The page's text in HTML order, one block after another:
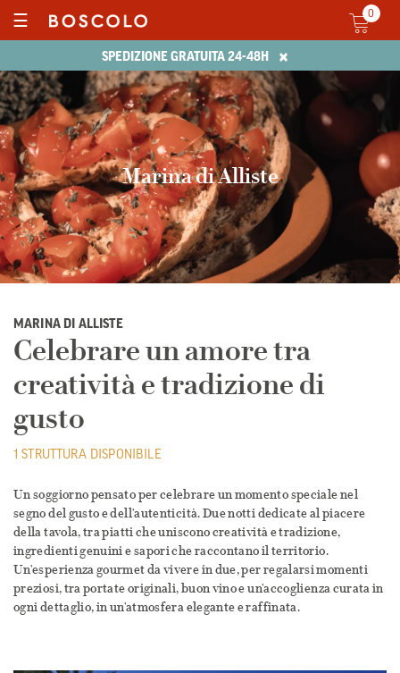
SPEDIZIONE GRATUITA 24-48H ×
☰ 0
Marina di Alliste
MARINA DI ALLISTE
Celebrare un amore tra
creatività e tradizione di
gusto
1 STRUTTURA DISPONIBILE
Un soggiorno pensato per celebrare un momento speciale nel
segno del gusto e dell'autenticità. Due notti dedicate al piacere
della tavola, tra piatti che uniscono creatività e tradizione,
ingredienti genuini e sapori che raccontano il territorio.
Un'esperienza gourmet da vivere in due, per regalarsi momenti
preziosi, tra portate originali, buon vino e un'accoglienza curata in
ogni dettaglio, in un'atmosfera elegante e raffinata.